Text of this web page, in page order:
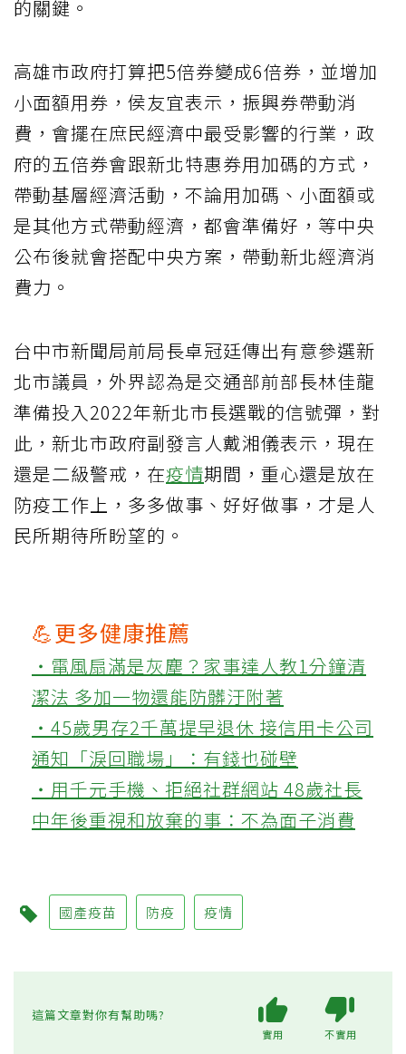
的關鍵。
高雄市政府打算把5倍券變成6倍券，並增加
小面額用券，侯友宜表示，振興券帶動消
費，會擺在庶民經濟中最受影響的行業，政
府的五倍券會跟新北特惠券用加碼的方式，
帶動基層經濟活動，不論用加碼、小面額或
是其他方式帶動經濟，都會準備好，等中央
公布後就會搭配中央方案，帶動新北經濟消
費力。
台中市新聞局前局長卓冠廷傳出有意參選新
北市議員，外界認為是交通部前部長林佳龍
準備投入2022年新北市長選戰的信號彈，對
此，新北市政府副發言人戴湘儀表示，現在
還是二級警戒，在疫情期間，重心還是放在
防疫工作上，多多做事、好好做事，才是人
民所期待所盼望的。
💪更多健康推薦
‧電風扇滿是灰塵？家事達人教1分鐘清
潔法 多加一物還能防髒汙附著
‧45歲男存2千萬提早退休 接信用卡公司
通知「淚回職場」：有錢也碰壁
‧用千元手機、拒絕社群網站 48歲社長
中年後重視和放棄的事：不為面子消費
國產疫苗 防疫 疫情
這篇文章對你有幫助嗎?
實用 不實用